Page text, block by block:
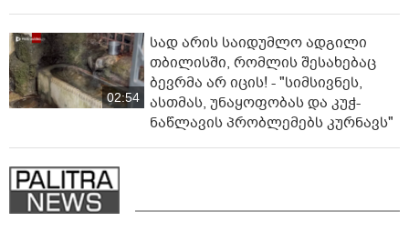
02:54
სად არის საიდუმლო ადგილი
თბილისში, რომლის შესახებაც
ბევრმა არ იცის! - "სიმსივნეს,
ასთმას, უნაყოფობას და კუჭ-
ნაწლავის პრობლემებს კურნავს"